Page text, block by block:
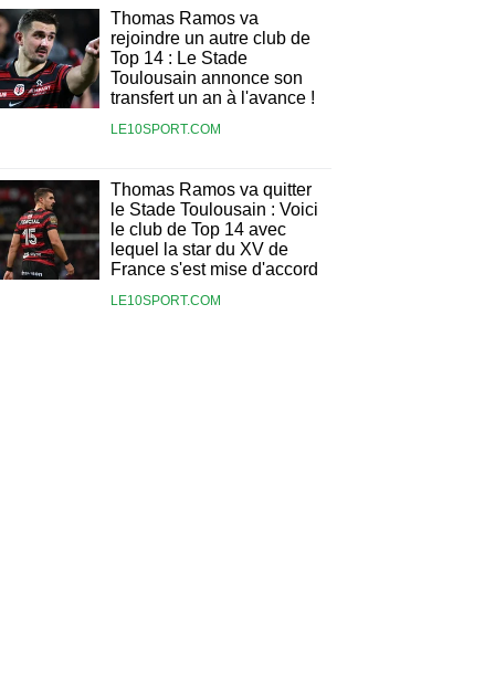
Thomas Ramos va
rejoindre un autre club de
Top 14 : Le Stade
Toulousain annonce son
transfert un an à l'avance !
LE10SPORT.COM
Thomas Ramos va quitter
le Stade Toulousain : Voici
le club de Top 14 avec
lequel la star du XV de
France s'est mise d'accord
LE10SPORT.COM